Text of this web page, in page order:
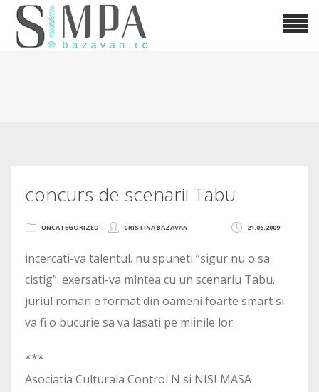
concurs de scenarii Tabu
21.06.2009
UNCATEGORIZED CRISTINA BAZAVAN
incercati-va talentul. nu spuneti “sigur nu o sa
cistig”. exersati-va mintea cu un scenariu Tabu.
juriul roman e format din oameni foarte smart si
va fi o bucurie sa va lasati pe miinile lor.
***
Asociatia Culturala Control N si NISI MASA